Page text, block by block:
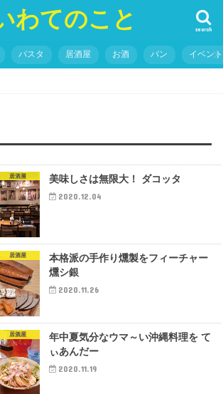
わてのこと search
パスタ 居酒屋 お酒 パン イベント
居酒屋 美味しさは無限大！ ダコッタ
2020.12.04
居酒屋
本格派の手作り燻製をフィーチャー
燻シ銀
2020.11.26
居酒屋
年中夏気分なウマ～い沖縄料理を て
ぃあんだー
2020.11.19